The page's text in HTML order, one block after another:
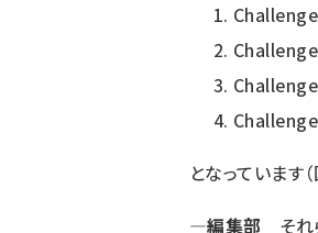
となっています（
―編集部 それ